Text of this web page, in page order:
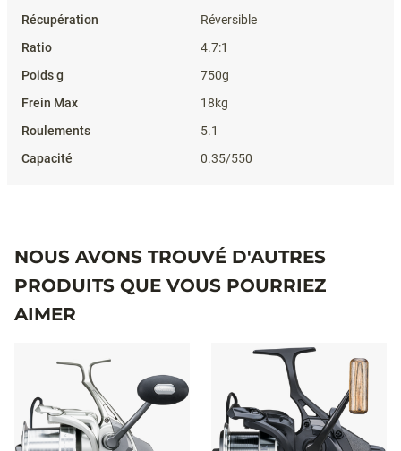
Réversible
4.7:1
750g
18kg
5.1
0.35/550
NOUS AVONS TROUVÉ D'AUTRES
PRODUITS QUE VOUS POURRIEZ
AIMER